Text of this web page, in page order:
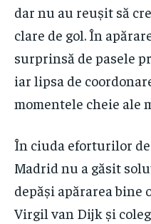
dar nu au reușit să
clare de gol. În
surprinsă de pasele
iar lipsa de
momentele cheie ale
În ciuda eforturilor de
Madrid nu a găsit
depăși apărarea bine
Virgil van Dijk și